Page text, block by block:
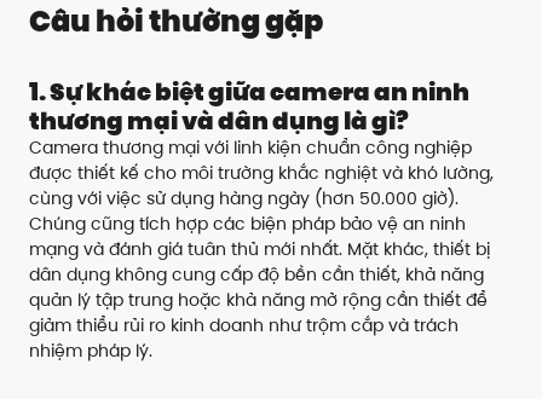
Câu hỏi thường gặp
1. Sự khác biệt giữa camera an ninh
thương mại và dân dụng là gì?
Camera thương mại với linh kiện chuẩn công nghiệp
được thiết kế cho môi trường khắc nghiệt và khó lường,
cùng với việc sử dụng hàng ngày (hơn 50.000 giờ).
Chúng cũng tích hợp các biện pháp bảo vệ an ninh
mạng và đánh giá tuân thủ mới nhất. Mặt khác, thiết bị
dân dụng không cung cấp độ bền cần thiết, khả năng
quản lý tập trung hoặc khả năng mở rộng cần thiết để
giảm thiểu rủi ro kinh doanh như trộm cắp và trách
nhiệm pháp lý.